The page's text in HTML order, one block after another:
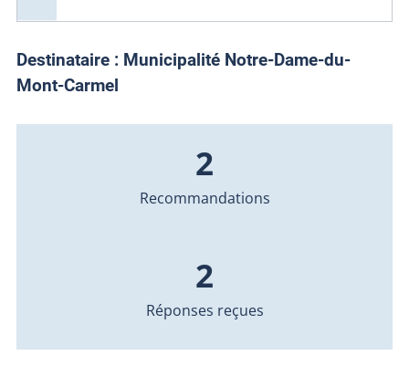
Destinataire :Municipalité Notre-Dame-du-
Mont-Carmel
2
Recommandations
2
Réponses reçues